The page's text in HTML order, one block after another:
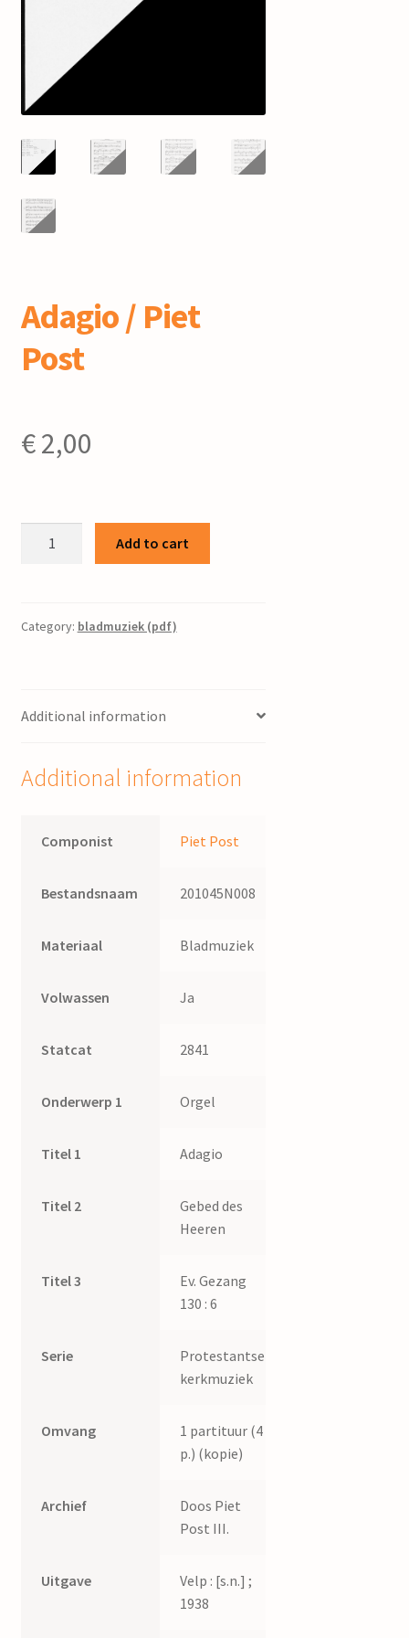
Adagio / Piet
Post
€2,00
quantity
Add to cart
Category: bladmuziek (pdf)
Additional information
Additional information
Componist Piet Post
Bestandsnaam 201045N008
Materiaal Bladmuziek
Volwassen Ja
Statcat 2841
Onderwerp 1 Orgel
Titel 1 Adagio
Titel 2
Gebed des
Heeren
Titel 3
Ev. Gezang
130 : 6
Serie
Protestantse
kerkmuziek
Omvang
1 partituur (4
p.) (kopie)
Archief
Doos Piet
Post III.
Uitgave
Velp : [s.n.] ;
1938